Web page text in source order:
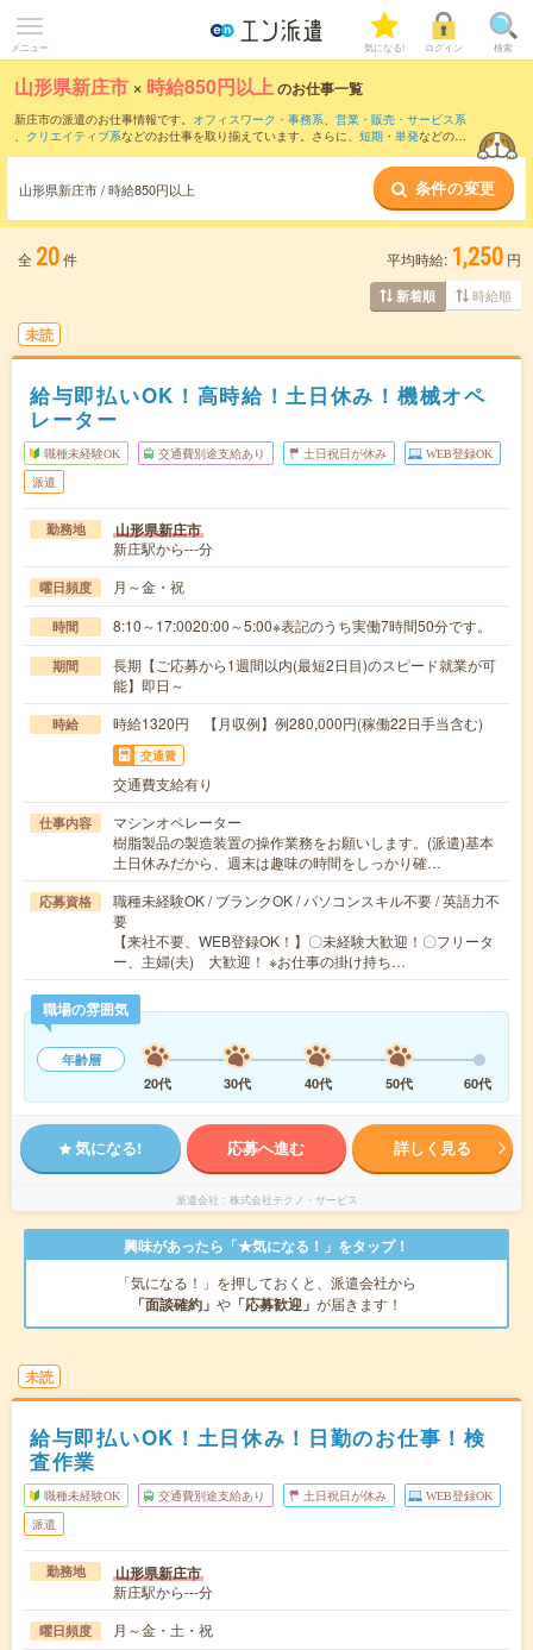
メニュー 気になる! ログイン 検索
山形県新庄市 × 時給850円以上のお仕事一覧
新庄市の派遣のお仕事情報です。 オフィスワーク・事務系、 営業・販売・サービス系
、 クリエイティブ系などのお仕事を取り揃えています。さらに、 短期 ・ 単発などの期
時給1050円以上 ・1800円以上の求人はこちら
当サイトでは法令を遵守し、最低賃金以上の求人のみを掲載しています。
山形県新庄市 / 時給850円以上 条件の変更
全 20件 平均時給: 1,250 円
新着順 時給順
未読
給与即払いOK！高時給！土日休み！機械オペ
レーター
職種未経験OK 交通費別途支給あり 土日祝日が休み WEB登録OK
派遣
勤務地 山形県新庄市
新庄駅から---分
曜日頻度 月～金・祝
時間 8:10～17:0020:00～5:00※表記のうち実働7時間50分です。
期間
長期【ご応募から1週間以内(最短2日目)のスピード就業が可
能】即日～
時給 時給1320円 【月収例】例280,000円(稼働22日手当含む)
交通費
交通費支給有り
仕事内容
マシンオペレーター
樹脂製品の製造装置の操作業務をお願いします。(派遣)基本
土日休みだから、週末は趣味の時間をしっかり確…
応募資格
職種未経験OK / ブランクOK / パソコンスキル不要 / 英語力不
要
【来社不要、WEB登録OK！】〇未経験大歓迎！〇フリータ
ー、主婦(夫) 大歓迎！ ※お仕事の掛け持ち…
職場の雰囲気
年齢層
20代
30代 40代 50代 60代
気になる! 応募へ進む 詳しく見る
派遣会社 株式会社テクノ・サービス
興味があったら「★気になる！」をタップ！
「気になる！」を押しておくと、派遣会社から
「面談確約」 や 「応募歓迎」 が届きます！
未読
給与即払いOK！土日休み！日勤のお仕事！検
査作業
職種未経験OK 交通費別途支給あり 土日祝日が休み WEB登録OK
派遣
勤務地 山形県新庄市
新庄駅から---分
曜日頻度 月～金・土・祝